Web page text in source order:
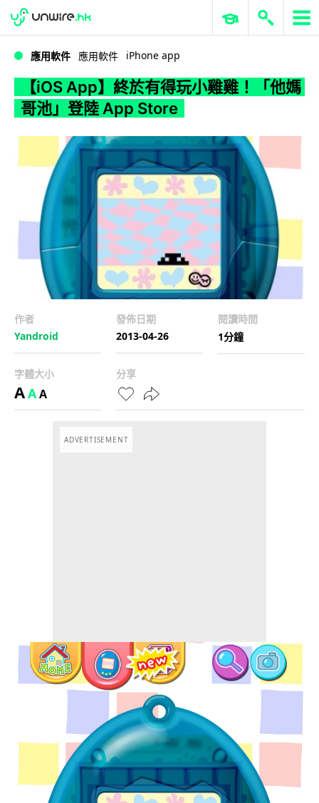
WWDC 2026 ERP 與商業 AI
應用軟件 應用軟件 iPhone app
【iOS App】終於有得玩小雞雞！「他媽
哥池」登陸 App Store
作者
Yandroid
發佈日期
2013-04-26
閱讀時間
1分鐘
字體大小
AAA
分享
ADVERTISEMENT